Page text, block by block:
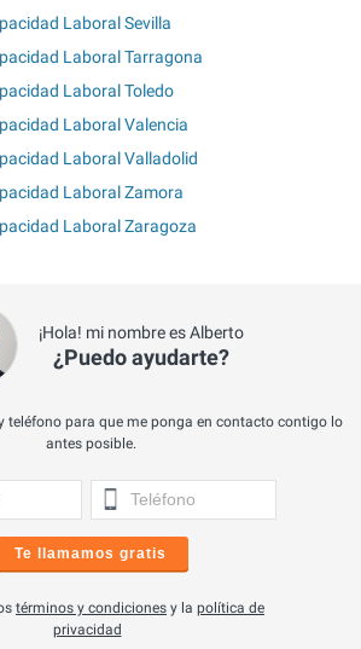
Laboral Sevilla
Laboral Tarragona
Laboral Toledo
Laboral Valencia
Laboral Valladolid
Laboral Zamora
Laboral Zaragoza
¡Hola! mi nombre es Alberto
¿Puedo ayudarte?
teléfono para que me ponga en contacto contigo lo
antes posible.
Te llamamos gratis
términos y condiciones y la política de
privacidad